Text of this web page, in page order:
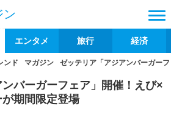
ン
エンタメ 旅行 経済
ンド マガジン ゼッテリア「アジアンバーガー
バーガーフェア」開催！えび×
期間限定登場